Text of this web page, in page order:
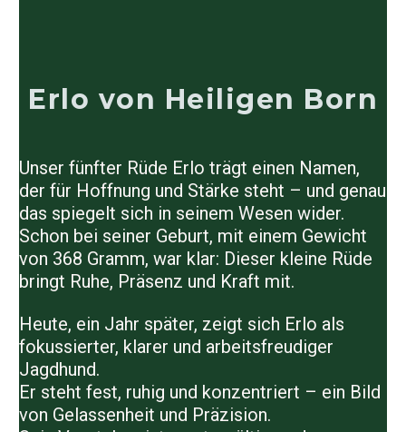
Erlo von Heiligen Born
Unser fünfter Rüde Erlo trägt einen Namen,
der für Hoffnung und Stärke steht – und genau
das spiegelt sich in seinem Wesen wider.
Schon bei seiner Geburt, mit einem Gewicht
von 368 Gramm, war klar: Dieser kleine Rüde
bringt Ruhe, Präsenz und Kraft mit.
Heute, ein Jahr später, zeigt sich Erlo als
fokussierter, klarer und arbeitsfreudiger
Jagdhund.
Er steht fest, ruhig und konzentriert – ein Bild
von Gelassenheit und Präzision.